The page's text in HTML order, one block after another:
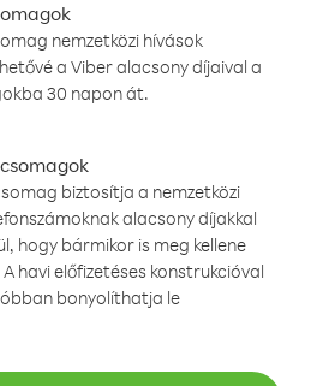
nemzetközi hívások
a Viber alacsony díjaival a
30 napon át.
biztosítja a nemzetközi
alacsony díjakkal
hogy bármikor is meg kellene
havi előfizetéses konstrukcióval
bonyolíthatja le